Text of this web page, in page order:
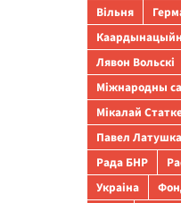
Вільня
Лявон Вольскі
Міжнародны
Мікалай
Павел Латушка
Рада БНР
Украіна